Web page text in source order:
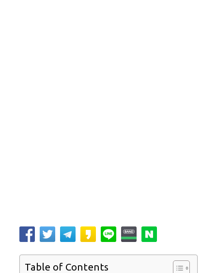
Table of Contents